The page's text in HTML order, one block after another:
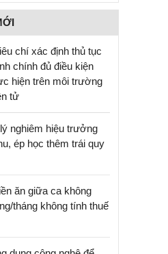
chí xác định thủ tục
chính đủ điều kiện
hiện trên môi trường
tử
nghiêm hiệu trưởng
ép học thêm trái quy
ăn giữa ca không
tháng không tính thuế